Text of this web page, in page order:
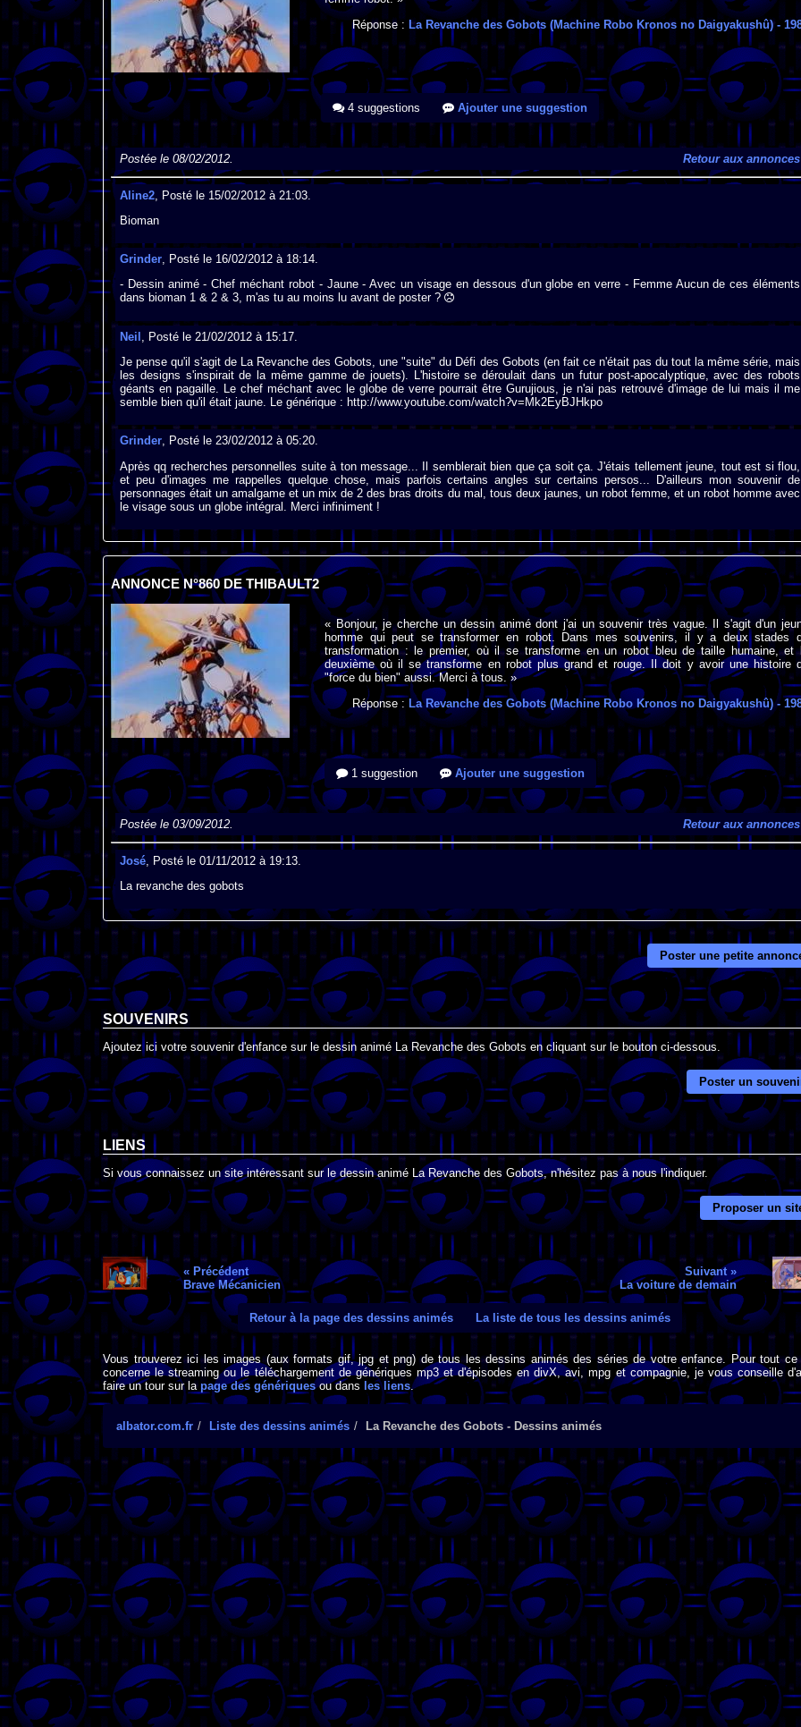
Réponse :La Revanche des Gobots (Machine Robo Kronos no Daigyakushû)-
4 suggestions Ajouter une suggestion
Postée le 08/02/2012. Retour aux annonces
Aline2, Posté le 15/02/2012 à 21:03.
Bioman
Grinder, Posté le 16/02/2012 à 18:14.
- Dessin animé - Chef méchant robot - Jaune - Avec un visage en dessous d'un globe en verre - Femme Aucun de ces éléments
dans bioman 1 & 2 & 3, m'as tu au moins lu avant de poster ?
Neil
, Posté le 21/02/2012 à 15:17.
Je pense qu'il s'agit de La Revanche des Gobots, une "suite" du Défi des Gobots (en fait ce n'était pas du tout la même série, mais
les designs s'inspirait de la même gamme de jouets). L'histoire se déroulait dans un futur post-apocalyptique, avec des robots
géants en pagaille. Le chef méchant avec le globe de verre pourrait être Gurujious, je n'ai pas retrouvé d'image de lui mais il me
semble bien qu'il était jaune. Le générique : http://www.youtube.com/watch?v=Mk2EyBJHkpo
Grinder, Posté le 23/02/2012 à 05:20.
Après qq recherches personnelles suite à ton message... Il semblerait bien que ça soit ça. J'étais tellement jeune, tout est si flou,
et peu d'images me rappelles quelque chose, mais parfois certains angles sur certains persos... D'ailleurs mon souvenir de
personnages était un amalgame et un mix de 2 des bras droits du mal, tous deux jaunes, un robot femme, et un robot homme avec
le visage sous un globe intégral. Merci infiniment !
ANNONCE N°860 DE THIBAULT2
« Bonjour, je cherche un dessin animé dont j'ai un souvenir très vague. Il s'agit d'un
homme qui peut se transformer en robot. Dans mes souvenirs, il y a deux stades
transformation : le premier, où il se transforme en un robot bleu de taille humaine, et
deuxième où il se transforme en robot plus grand et rouge. Il doit y avoir une histoire
"force du bien" aussi. Merci à tous. »
Réponse :La Revanche des Gobots (Machine Robo Kronos no Daigyakushû)-
1 suggestion Ajouter une suggestion
Postée le 03/09/2012. Retour aux annonces
José, Posté le 01/11/2012 à 19:13.
La revanche des gobots
Poster une petite
SOUVENIRS
Ajoutez ici votre souvenir d'enfance sur le dessin animé La Revanche des Gobots en cliquant sur le bouton ci-dessous.
Poster un
LIENS
Si vous connaissez un site intéressant sur le dessin animé La Revanche des Gobots, n'hésitez pas à nous l'indiquer.
Proposer un
« Précédent
Brave Mécanicien
Suivant »
La voiture de demain
Retour à la page des dessins animés La liste de tous les dessins animés
Vous trouverez ici les images (aux formats gif, jpg et png) de tous les dessins animés des séries de votre enfance. Pour tout ce
concerne le streaming ou le téléchargement de génériques mp3 et d'épisodes en divX, avi, mpg et compagnie, je vous conseille
faire un tour sur la page des génériquesou dans les liens.
albator.com.fr Liste des dessins animés La Revanche des Gobots - Dessins animés